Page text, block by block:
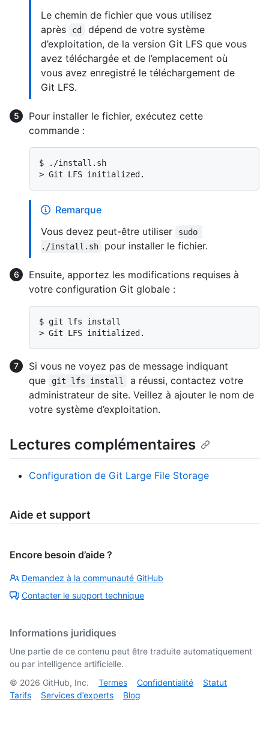
Le chemin de fichier que vous utilisez
après
cd
dépend de votre système
d’exploitation, de la version Git LFS que vous
avez téléchargée et de l’emplacement où
vous avez enregistré le téléchargement de
Git LFS.
Pour installer le fichier, exécutez cette
commande :
$
./install.sh
> Git LFS initialized.
Remarque
Vous devez peut-être utiliser
sudo
./install.sh
pour installer le fichier.
Ensuite, apportez les modifications requises à
votre configuration Git globale :
$ git lfs install
> Git LFS initialized.
Si vous ne voyez pas de message indiquant
que
git lfs install
a réussi, contactez votre
administrateur de site. Veillez à ajouter le nom de
votre système d’exploitation.
Lectures complémentaires
Configuration de Git Large File Storage
Aide et support
Encore besoin d’aide ?
Demandez à la communauté GitHub
Contacter le support technique
Informations juridiques
Une partie de ce contenu peut être traduite automatiquement
ou par intelligence artificielle.
© 2026 GitHub, Inc. Termes Confidentialité
Statut
Tarifs
Services d’experts Blog